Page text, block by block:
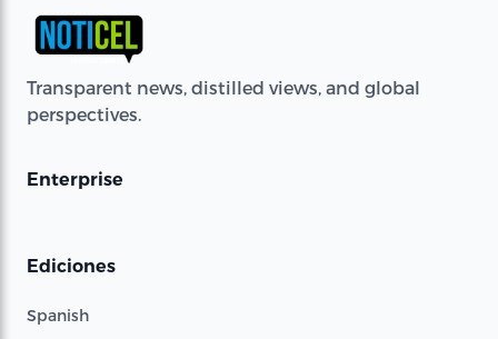
Transparent news, distilled views, and global
perspectives.
Enterprise
Ediciones
Spanish